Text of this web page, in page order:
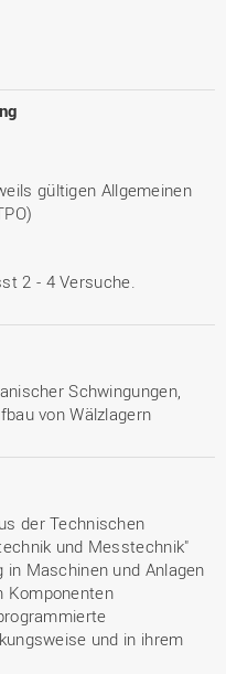
gültigen Allgemeinen
2 - 4 Versuche.
Schwingungen,
von Wälzlagern
der Technischen
und Messtechnik"
Maschinen und Anlagen
Komponenten
und in ihrem